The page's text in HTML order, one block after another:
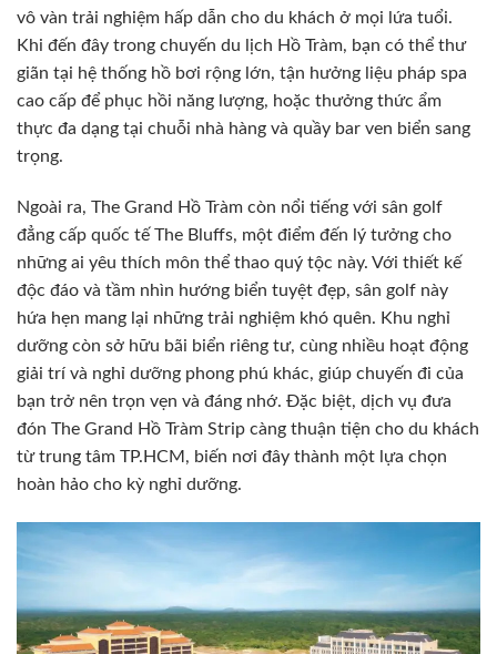
vô vàn trải nghiệm hấp dẫn cho du khách ở mọi lứa tuổi.
Khi đến đây trong chuyến du lịch Hồ Tràm, bạn có thể thư
giãn tại hệ thống hồ bơi rộng lớn, tận hưởng liệu pháp spa
cao cấp để phục hồi năng lượng, hoặc thưởng thức ẩm
thực đa dạng tại chuỗi nhà hàng và quầy bar ven biển sang
trọng.
Ngoài ra, The Grand Hồ Tràm còn nổi tiếng với sân golf
đẳng cấp quốc tế The Bluffs, một điểm đến lý tưởng cho
những ai yêu thích môn thể thao quý tộc này. Với thiết kế
độc đáo và tầm nhìn hướng biển tuyệt đẹp, sân golf này
hứa hẹn mang lại những trải nghiệm khó quên. Khu nghỉ
dưỡng còn sở hữu bãi biển riêng tư, cùng nhiều hoạt động
giải trí và nghỉ dưỡng phong phú khác, giúp chuyến đi của
bạn trở nên trọn vẹn và đáng nhớ. Đặc biệt, dịch vụ đưa
đón The Grand Hồ Tràm Strip càng thuận tiện cho du khách
từ trung tâm TP.HCM, biến nơi đây thành một lựa chọn
hoàn hảo cho kỳ nghỉ dưỡng.